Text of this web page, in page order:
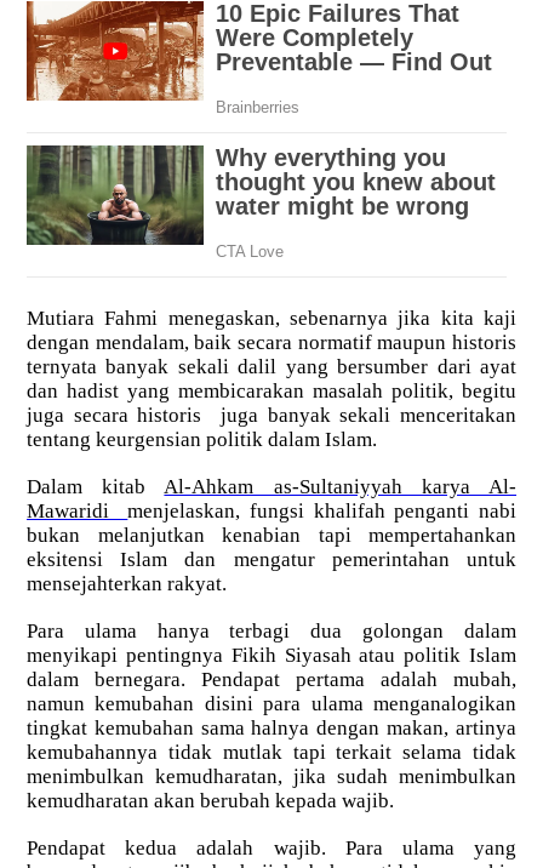
Mutiara Fahmi menegaskan, sebenarnya jika kita kaji
dengan mendalam, baik secara normatif maupun historis
ternyata banyak sekali dalil yang bersumber dari ayat
dan hadist yang membicarakan masalah politik, begitu
juga secara historis juga banyak sekali menceritakan
tentang keurgensian politik dalam Islam.
Dalam kitabAl-Ahkam as-Sultaniyyah karya Al-
Mawaridimenjelaskan, fungsi khalifah penganti nabi
bukan melanjutkan kenabian tapi mempertahankan
eksitensi Islam dan mengatur pemerintahan untuk
mensejahterkan rakyat.
Para ulama hanya terbagi dua golongan dalam
menyikapi pentingnya Fikih Siyasah atau politik Islam
dalam bernegara. Pendapat pertama adalah mubah,
namun kemubahan disini para ulama menganalogikan
tingkat kemubahan sama halnya dengan makan, artinya
kemubahannya tidak mutlak tapi terkait selama tidak
menimbulkan kemudharatan, jika sudah menimbulkan
kemudharatan akan berubah kepada wajib.
Pendapat kedua adalah wajib. Para ulama yang